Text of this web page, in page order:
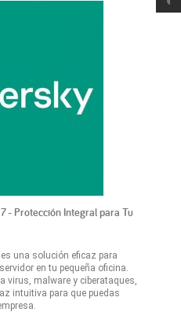
- Protección Integral para Tu
una solución eficaz para
en tu pequeña oficina.
virus, malware y ciberataques,
intuitiva para que puedas